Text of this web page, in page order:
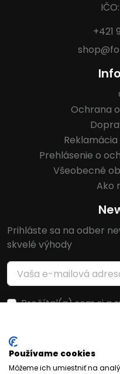
+421
Ochrana
Prehlásenie o
Všeobecné
Ako
Prihláste sa na odber
skvelé výhody
Prečítal(a) som si a
Používame cookies
Môžeme ich umiestniť na